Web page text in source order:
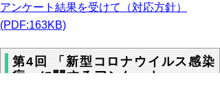
アンケート結果を受けて（対応方針）
(PDF:163KB)
第4回 「新型コロナウイルス感染
症」に関するアンケート